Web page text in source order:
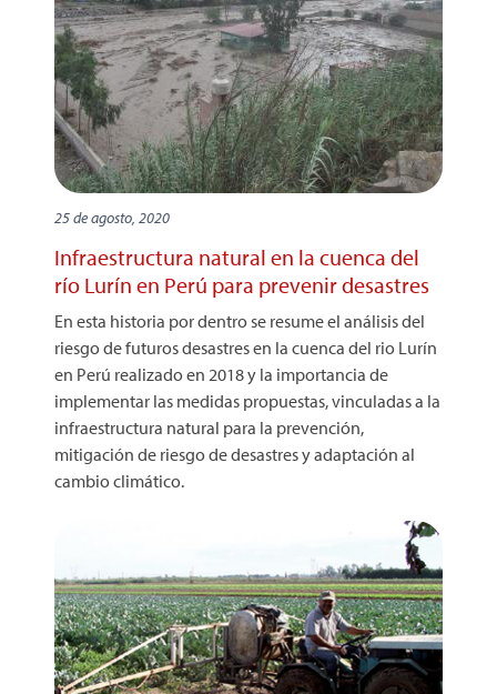
25 de agosto, 2020
Infraestructura natural en la cuenca del
río Lurín en Perú para prevenir desastres
En esta historia por dentro se resume el análisis del
riesgo de futuros desastres en la cuenca del rio Lurín
en Perú realizado en 2018 y la importancia de
implementar las medidas propuestas, vinculadas a la
infraestructura natural para la prevención,
mitigación de riesgo de desastres y adaptación al
cambio climático.